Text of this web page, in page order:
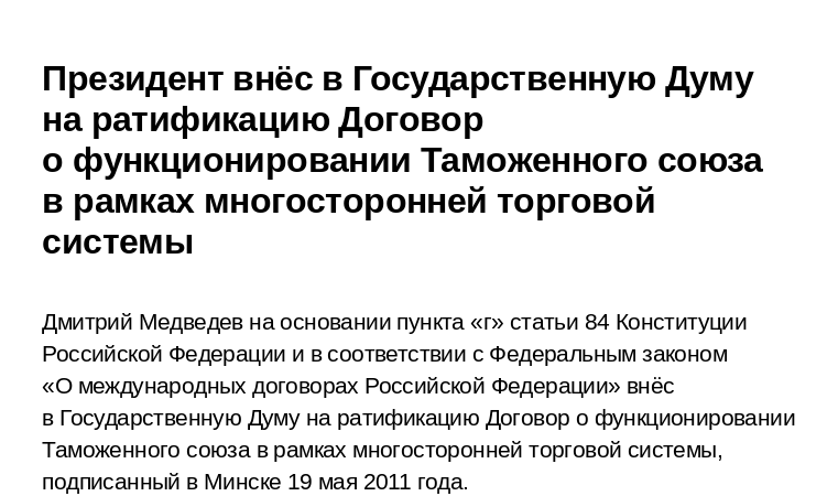
Президент внёс в Государственную Думу
на ратификацию Договор
о функционировании Таможенного союза
в рамках многосторонней торговой
системы
Дмитрий Медведев на основании пункта «г» статьи 84 Конституции
Российской Федерации и в соответствии с Федеральным законом
«О международных договорах Российской Федерации» внёс
в Государственную Думу на ратификацию Договор о функционировании
Таможенного союза в рамках многосторонней торговой системы,
подписанный в Минске 19 мая 2011 года.